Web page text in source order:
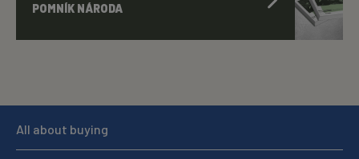
POMNÍK NÁRODA
All about buying